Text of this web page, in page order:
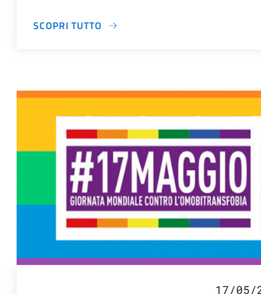
SCOPRI TUTTO
17/05/